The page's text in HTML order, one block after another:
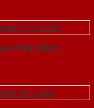
P1R2 23029